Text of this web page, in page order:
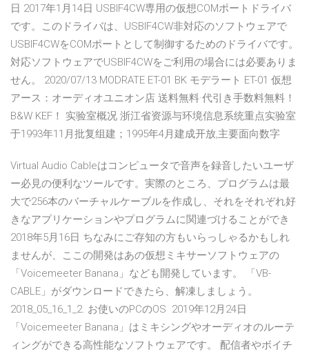
日 2017年1月14日 USBIF4CW専用の仮想COMポートドライバ
です。このドライバは、USBIF4CW非対応のソフトウェアで
USBIF4CWをCOMポートとして制御するためのドライバです。
対応ソフトウェアでUSBIF4CWをご利用の場合には必要ありま
せん。 2020/07/13 MODRATE ET-01 BK モデラート ET-01 仮想
アース：オーディオユニオン店 送料無料·代引き手数料無料！
B&W KEF！ 实验室概况 浙江省资源与环境信息系统重点实验室
于1993年11月批复组建；1995年4月建成开放,主要面向数字
Virtual Audio Cableはコンピュータで音声を録音したいユーザ
ー必見の便利なツールです。実際のところ、プログラムは最
大で256本のバーチャルケーブルを作成し、それをそれぞれ好
きなアプリケーションやプログラムに関連づけることができ
2018年5月16日 ちなみにご存知の方もいらっしゃるかもしれ
ませんが、ここの開発はあの仮想ミキサーソフトウェアの
「Voicemeeter Banana」なども開発しています。 「VB-
CABLE」がダウンロードできたら、解凍しましょう。
2018_05_16_1_2. お使いのPCのOS 2019年12月24日
「Voicemeeter Banana」はミキシングやオーディオのルーテ
ィングができる高性能なソフトウェアです。 配信者やボイチ